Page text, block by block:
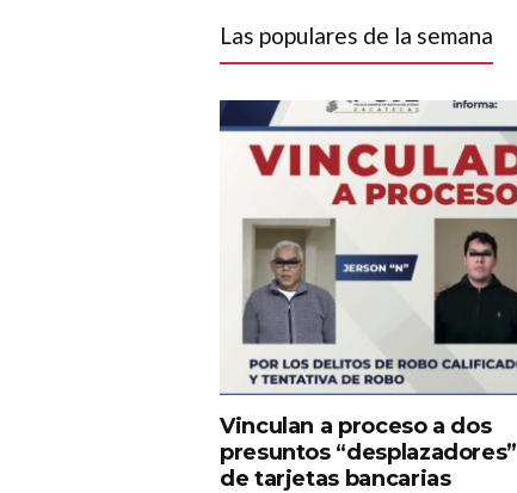
Las populares de la semana
Vinculan a proceso a dos
presuntos “desplazadores”
de tarjetas bancarias